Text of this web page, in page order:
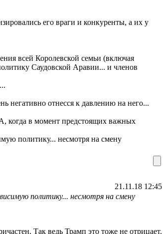
его враги и конкуренты, а их у
всей Королевской семьи (включая
Саудовской Аравии... и членов
негативно отнесся к давлению на него...
когда в момент предстоящих важных
политику... несмотря на смену
21.11.18 12:45
политику... несмотря на смену
Так ведь Трамп это тоже не отрицает.